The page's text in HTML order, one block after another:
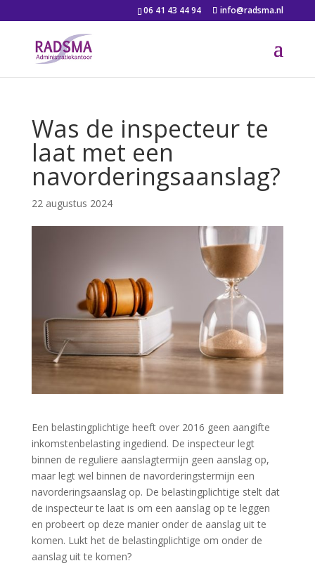
06 41 43 44 94 info@radsma.nl
Was de inspecteur te
laat met een
navorderingsaanslag?
22 augustus 2024
Een belastingplichtige heeft over 2016 geen aangifte
inkomstenbelasting ingediend. De inspecteur legt
binnen de reguliere aanslagtermijn geen aanslag op,
maar legt wel binnen de navorderingstermijn een
navorderingsaanslag op. De belastingplichtige stelt dat
de inspecteur te laat is om een aanslag op te leggen
en probeert op deze manier onder de aanslag uit te
komen. Lukt het de belastingplichtige om onder de
aanslag uit te komen?